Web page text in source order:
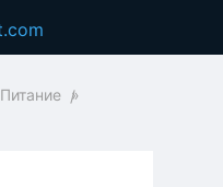
Питание »